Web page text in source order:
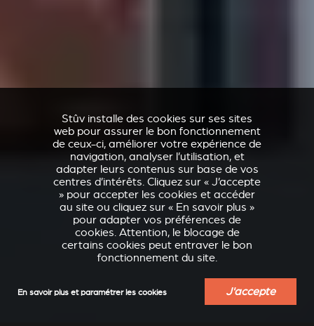
ACCESSOIRES POUR
Stûv installe des cookies sur ses sites
web pour assurer le bon fonctionnement
de ceux-ci, améliorer votre expérience de
navigation, analyser l’utilisation, et
adapter leurs contenus sur base de vos
centres d’intérêts. Cliquez sur « J’accepte
» pour accepter les cookies et accéder
au site ou cliquez sur « En savoir plus »
pour adapter vos préférences de
cookies. Attention, le blocage de
certains cookies peut entraver le bon
fonctionnement du site.
En savoir plus et paramétrer les cookies J'accepte